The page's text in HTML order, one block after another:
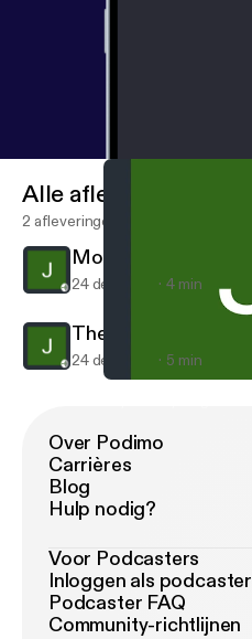
Alle afleveringen
2 afleveringen
More 2
24 dec 2017 4 min
The Start
24 dec 2017 5 min
Over Podimo
Carrières
Blog
Hulp nodig?
Voor Podcasters
Inloggen als podcaster
Podcaster FAQ
Community-richtlijnen